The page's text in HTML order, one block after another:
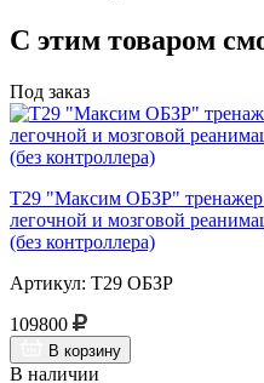
С этим товаром
Под заказ
Т29 "Максим ОБЗР"
легочной и мозговой
(без контроллера)
Артикул: Т29 ОБЗР
109800
В корзину
В наличии